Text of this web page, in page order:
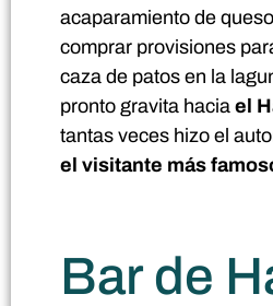
acaparamiento de
comprar provisiones
caza de patos en la
pronto gravita hacia el
tantas veces hizo el
el visitante más
Bar de